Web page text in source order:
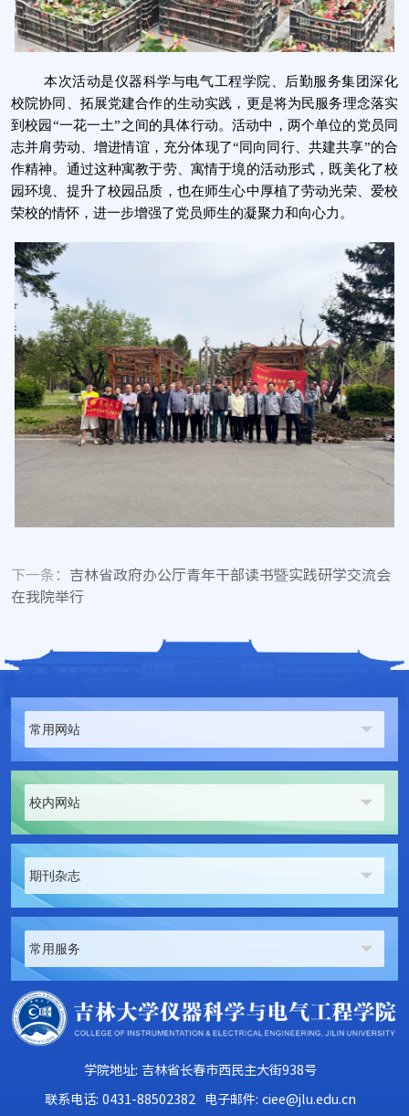
本次活动是仪器科学与电气工程学院、后勤服务集团深化
校院协同、拓展党建合作的生动实践，更是将为民服务理念落实
到校园“一花一土”之间的具体行动。活动中，两个单位的党员同
志并肩劳动、增进情谊，充分体现了“同向同行、共建共享”的合
作精神。通过这种寓教于劳、寓情于境的活动形式，既美化了校
园环境、提升了校园品质，也在师生心中厚植了劳动光荣、爱校
荣校的情怀，进一步增强了党员师生的凝聚力和向心力。
下一条： 吉林省政府办公厅青年干部读书暨实践研学交流会
在我院举行
常用网站
校内网站
期刊杂志
常用服务
学院地址: 吉林省长春市西民主大街938号
联系电话: 0431-88502382 电子邮件: ciee@jlu.edu.cn